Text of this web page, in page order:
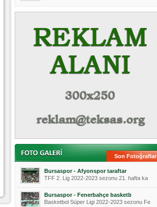
Son Fotoğraflar
Bursaspor - Afyonspor taraftar
TFF 2. Lig 2022-2023 sezonu 21. hafta ka
Bursaspor - Fenerbahçe basketb
Basketbol Süper Ligi 2022-2023 sezonu Fe